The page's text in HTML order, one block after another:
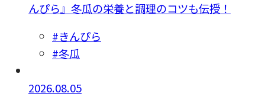
んぴら』冬瓜の栄養と調理のコツも伝授！
#きんぴら
#冬瓜
2026.08.05